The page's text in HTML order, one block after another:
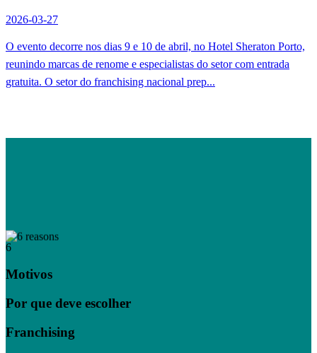
2026-03-27
O evento decorre nos dias 9 e 10 de abril, no Hotel Sheraton Porto,
reunindo marcas de renome e especialistas do setor com entrada
gratuita. O setor do franchising nacional prep...
6
Motivos
Por que deve escolher
Franchising